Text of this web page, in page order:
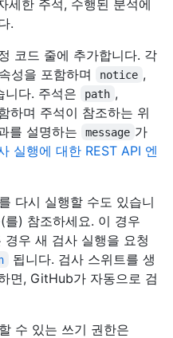
세한 주석, 수행된 분석에
.
코드 줄에 추가합니다. 각
속성을 포함하며 notice ,
니다. 주석은 path ,
하며 주석이 참조하는 위
를 설명하는
message 가
실행에 대한 REST API 엔
다시 실행할 수도 있습니
를) 참조하세요. 이 경우
우 새 검사 실행을 요청
됩니다. 검사 스위트를 생
면, GitHub가 자동으로 검
수 있는 쓰기 권한은